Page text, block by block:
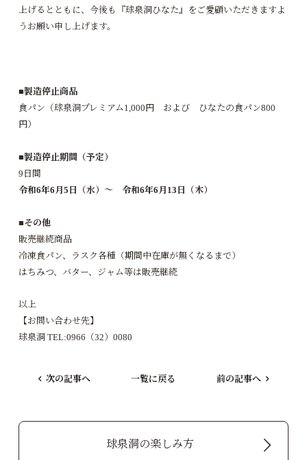
上げるとともに、今後も『球泉洞ひなた』をご愛顧いただきますよ
うお願い申し上げます。
■製造停止商品
食パン（球泉洞プレミアム1,000円 および ひなたの食パン800
円）
■製造停止期間（予定）
9日間
令和6年6月5日（水）～ 令和6年6月13日（木）
■その他
販売継続商品
冷凍食パン、ラスク各種（期間中在庫が無くなるまで）
はちみつ、バター、ジャム等は販売継続
以上
【お問い合わせ先】
球泉洞 TEL:0966（32）0080
次の記事へ 一覧に戻る 前の記事へ
球泉洞の楽しみ方